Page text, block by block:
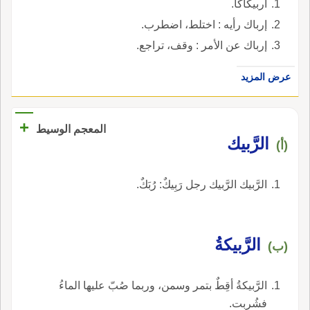
اربيكاكا.
إرباك رأيه : اختلط، اضطرب.
إرباك عن الأمر : وقف، تراجع.
عرض المزيد
المعجم الوسيط +
(أ) الرَّبيك
الرَّبيك الرَّبيك رجل رَبِيكٌ: رُبَكٌ.
(ب) الرَّبيكةُ
الرَّبيكةُ أقِطٌ بتمر وسمن، وربما صُبّ عليها الماءُ
فشُربت.